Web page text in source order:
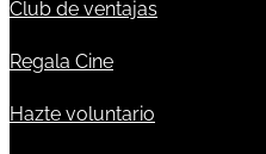
Club de ventajas
Regala Cine
Hazte voluntario